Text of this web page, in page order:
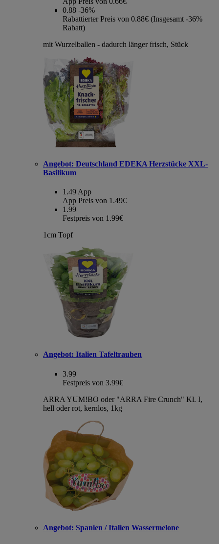
0.88 -36%
Rabattierter Preis von 0.88€ (Insgesamt -36%
Rabatt)
mit Wurzelballen - dadurch länger frisch, Stück
Angebot: Deutschland EDEKA Herzstücke XXL-
Basilikum
1.49 App
App Preis von 1.49€
1.99
Festpreis von 1.99€
1cm Topf
Angebot: Italien Tafeltrauben
3.99
Festpreis von 3.99€
ARRA YUM!BO oder "ARRA Fire Crunch" Kl. I,
hell oder rot, kernlos, 1kg
Angebot: Spanien / Italien Wassermelone